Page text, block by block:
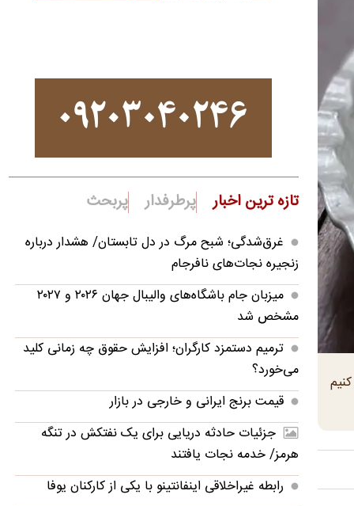
تازه ترین اخبار پرطرفدار پربحث
غرق‌شدگی؛ شبح مرگ در دل تابستان/ هشدار درباره
زنجیره نجات‌های نافرجام
میزبان جام باشگاه‌های والیبال جهان ۲۰۲۶ و ۲۰۲۷
مشخص شد
ترمیم دستمزد کارگران؛ افزایش حقوق چه زمانی کلید
می‌خورد؟
قیمت برنج ایرانی و خارجی در بازار
جزئیات حادثه دریایی برای یک نفتکش در تنگه
هرمز/ خدمه نجات یافتند
رابطه غیراخلاقی اینفانتینو با یکی از کارکنان یوفا